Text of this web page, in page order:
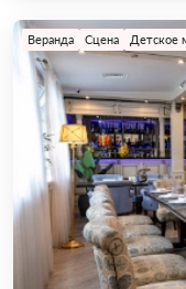
Веранда Сцена Детское